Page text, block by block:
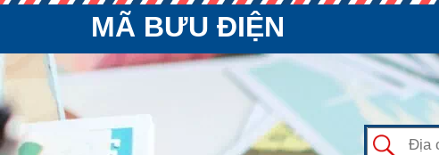
MÃ BƯU ĐIỆN